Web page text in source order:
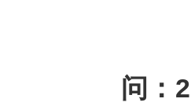
问：